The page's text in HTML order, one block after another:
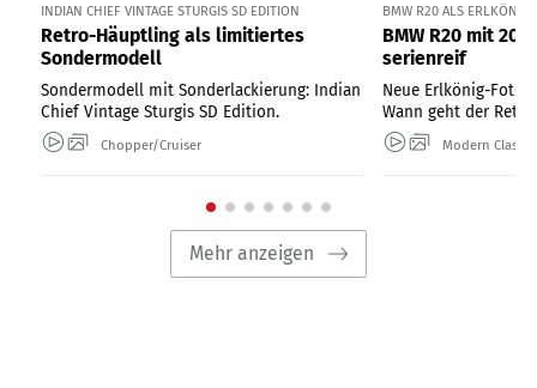
INDIAN CHIEF VINTAGE STURGIS SD EDITION
Retro-Häuptling als limitiertes
Sondermodell
Sondermodell mit Sonderlackierung: Indian
Chief Vintage Sturgis SD Edition.
Chopper/Cruiser
BMW R20 ALS ERLKÖNIG
BMW R20 mit
serienreif
Neue Erlkönig-Fotos
Wann geht der
Modern Classic
Mehr anzeigen